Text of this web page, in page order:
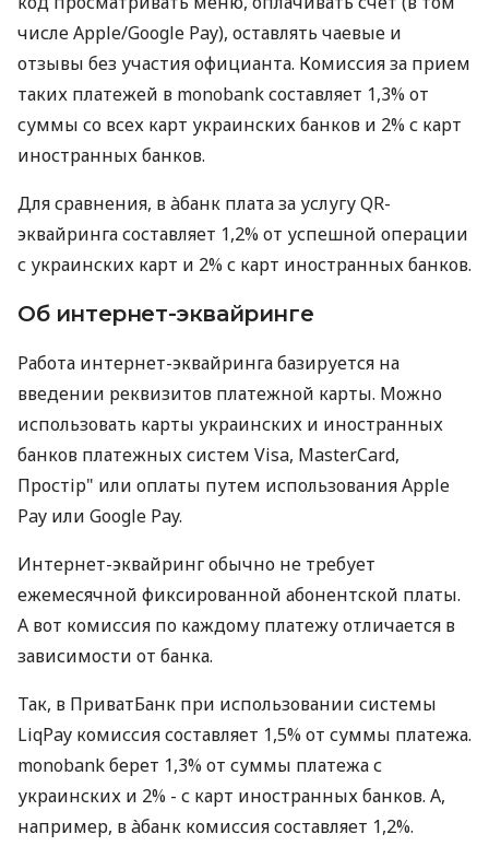
числе Apple/Google Pay), оставлять чаевые и
отзывы без участия официанта. Комиссия за прием
таких платежей в monobank составляет 1,3% от
суммы со всех карт украинских банков и 2% с карт
иностранных банков.
Для сравнения, в àбанк плата за услугу QR-
эквайринга составляет 1,2% от успешной операции
с украинских карт и 2% с карт иностранных банков.
Об интернет-эквайринге
Работа интернет-эквайринга базируется на
введении реквизитов платежной карты. Можно
использовать карты украинских и иностранных
банков платежных систем Visa, MasterCard,
Простір" или оплаты путем использования Apple
Pay или Google Pay.
Интернет-эквайринг обычно не требует
ежемесячной фиксированной абонентской платы.
А вот комиссия по каждому платежу отличается в
зависимости от банка.
Так, в ПриватБанк при использовании системы
LiqPay комиссия составляет 1,5% от суммы платежа.
monobank берет 1,3% от суммы платежа с
украинских и 2% - с карт иностранных банков. А,
например, в àбанк комиссия составляет 1,2%.